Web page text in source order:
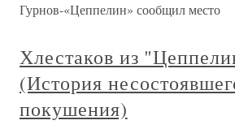
Гурнов-«Цеппелин» сообщил место
Хлестаков из
(История
покушения)